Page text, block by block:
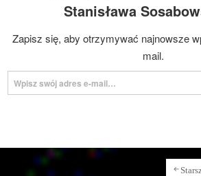
Stanisława
Zapisz się, aby otrzymywać najnowsze
mail.
Wpisz swój adres e-mail…